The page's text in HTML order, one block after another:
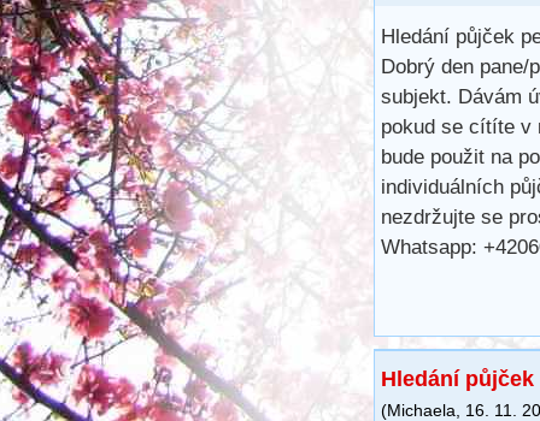
Hledání půjček
Dobrý den
subjekt. Dávám
pokud se cítíte v
bude použit na
individuálních
nezdržujte se
Whatsapp:
Hledání
(Michaela 16. 11.